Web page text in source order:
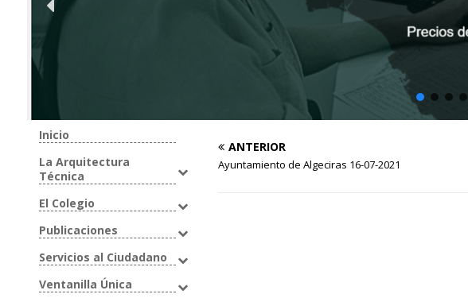
ANTERIOR
Ayuntamiento de Algeciras 16-07-2021
Inicio
La Arquitectura
Técnica
El Colegio
Publicaciones
Servicios al Ciudadano
Ventanilla Única